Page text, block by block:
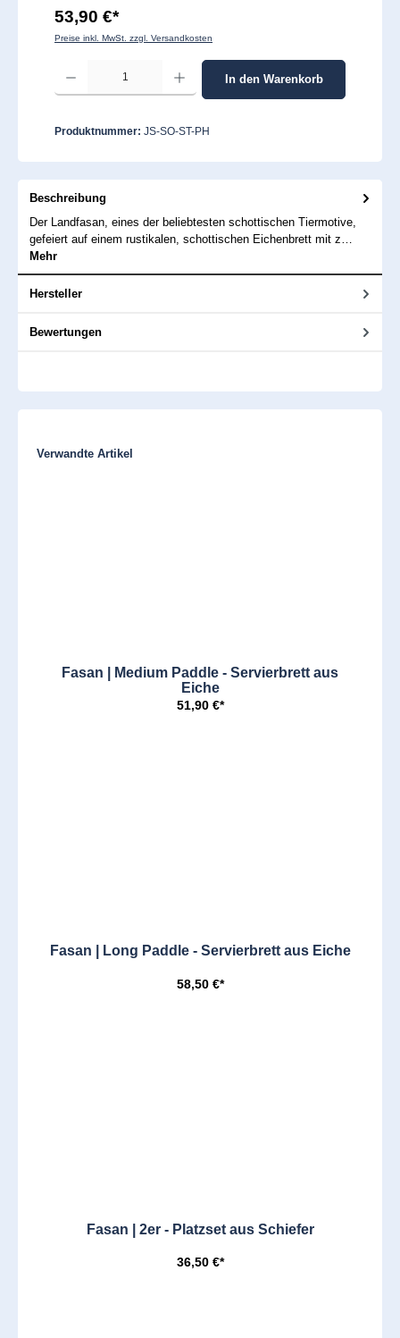
53,90 €*
Preise inkl. MwSt. zzgl. Versandkosten
Produkt Anzahl: Gib den gewünschten Wert ein oder benutze die Schaltflächen
In den Warenkorb
Produktnummer: JS-SO-ST-PH
Beschreibung
Der Landfasan, eines der beliebtesten schottischen Tiermotive,
gefeiert auf einem rustikalen, schottischen Eichenbrett mit z…
Mehr
Hersteller
Bewertungen
Produktgalerie überspringen
Verwandte Artikel
Fasan | Medium Paddle - Servierbrett aus
Eiche
51,90 €*
Fasan | Long Paddle - Servierbrett aus Eiche
58,50 €*
Fasan | 2er - Platzset aus Schiefer
36,50 €*